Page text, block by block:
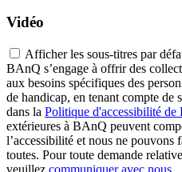
Vidéo
Afficher les sous-titres par
BAnQ s’engage à offrir des
aux besoins spécifiques des
de handicap, en tenant compte de
dans la Politique d'accessibilité de
extérieures à BAnQ peuvent
l’accessibilité et nous ne
toutes. Pour toute demande